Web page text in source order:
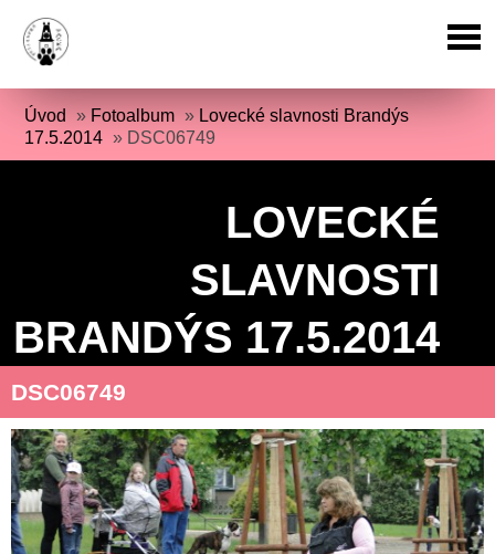
Úvod » Fotoalbum » Lovecké slavnosti Brandýs
17.5.2014 » DSC06749
LOVECKÉ
SLAVNOSTI
BRANDÝS 17.5.2014
DSC06749